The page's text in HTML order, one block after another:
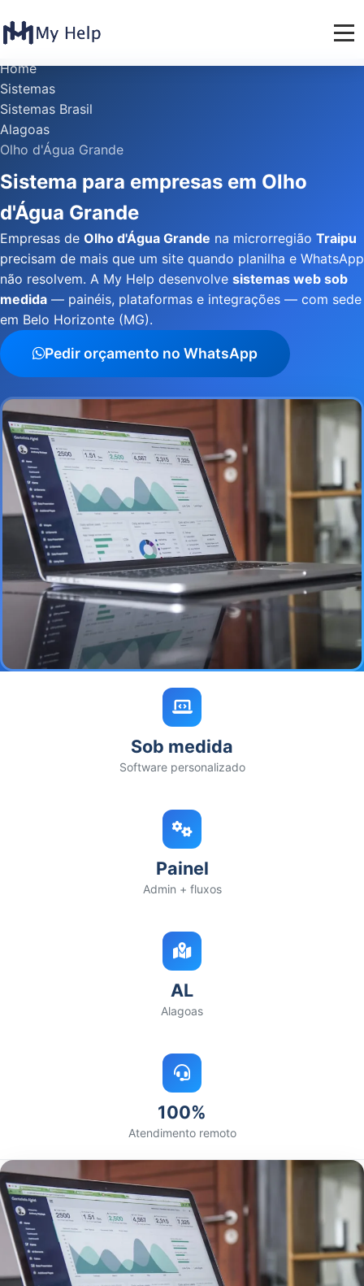
Home
Sistemas
Sistemas Brasil
Alagoas
Olho d'Água Grande
Sistema para empresas em Olho
d'Água Grande
Empresas de Olho d'Água Grande na microrregião Traipu
precisam de mais que um site quando planilha e WhatsApp
não resolvem. A My Help desenvolve sistemas web sob
medida — painéis, plataformas e integrações — com sede
em Belo Horizonte (MG).
Pedir orçamento no WhatsApp
Sob medida
Software personalizado
Painel
Admin + fluxos
AL
Alagoas
100%
Atendimento remoto